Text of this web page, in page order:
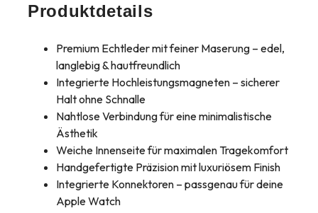
Produktdetails
Premium Echtleder mit feiner Maserung – edel,
langlebig & hautfreundlich
Integrierte Hochleistungsmagneten – sicherer
Halt ohne Schnalle
Nahtlose Verbindung für eine minimalistische
Ästhetik
Weiche Innenseite für maximalen Tragekomfort
Handgefertigte Präzision mit luxuriösem Finish
Integrierte Konnektoren – passgenau für deine
Apple Watch